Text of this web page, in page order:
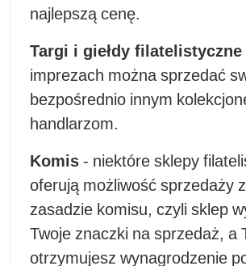
najlepszą cenę.
Targi i giełdy filatelistyczne
imprezach można sprzedać
bezpośrednio innym
handlarzom.
Komis - niektóre sklepy
oferują możliwość sprzedaży
zasadzie komisu, czyli sklep
Twoje znaczki na sprzedaż, a
otrzymujesz wynagrodzenie